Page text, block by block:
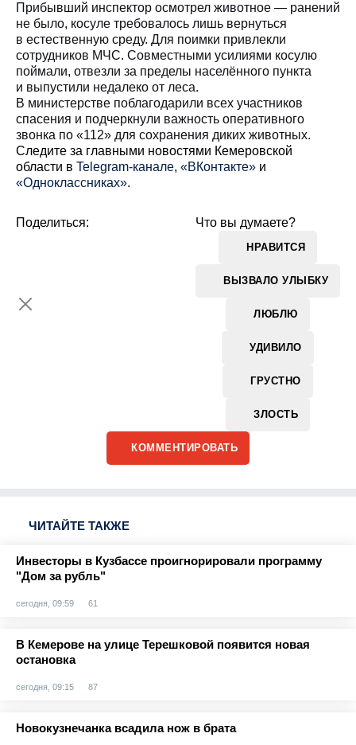
Прибывший инспектор осмотрел животное — ранений
не было, косуле требовалось лишь вернуться
в естественную среду. Для поимки привлекли
сотрудников МЧС. Совместными усилиями косулю
поймали, отвезли за пределы населённого пункта
и выпустили недалеко от леса.
В министерстве поблагодарили всех участников
спасения и подчеркнули важность оперативного
звонка по «112» для сохранения диких животных.
Cледите за главными новостями Кемеровской
области в Telegram-канале, «ВКонтакте» и
«Одноклассниках».
Что вы думаете?
НРАВИТСЯ
ВЫЗВАЛО УЛЫБКУ
ЛЮБЛЮ
УДИВИЛО
ГРУСТНО
ЗЛОСТЬ
Поделиться:
КОММЕНТИРОВАТЬ
ЧИТАЙТЕ ТАКЖЕ
Инвесторы в Кузбассе проигнорировали программу
"Дом за рубль"
сегодня, 09:59 61
В Кемерове на улице Терешковой появится новая
остановка
сегодня, 09:15 87
Новокузнечанка всадила нож в брата